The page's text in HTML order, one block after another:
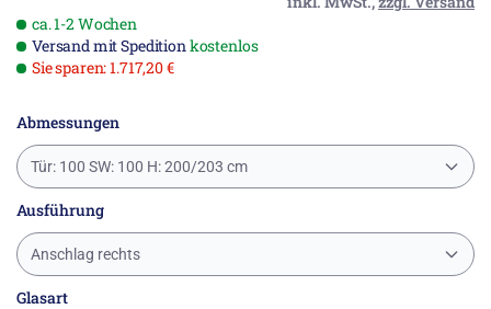
ca. 1-2 Wochen
Versand mit Speditionkostenlos
Sie sparen: 1.717,20 €
Abmessungen
Tür: 100 SW: 100 H: 200/203 cm
Ausführung
Anschlag rechts
Glasart